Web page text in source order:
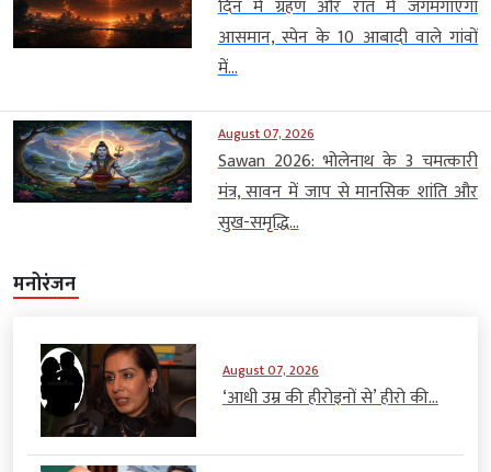
दिन में ग्रहण और रात में जगमगाएगा
आसमान, स्पेन के 10 आबादी वाले गांवों
में...
August 07, 2026
Sawan 2026: भोलेनाथ के 3 चमत्कारी
मंत्र, सावन में जाप से मानसिक शांति और
सुख-समृद्धि...
मनोरंजन
August 07, 2026
‘आधी उम्र की हीरोइनों से’ हीरो की...